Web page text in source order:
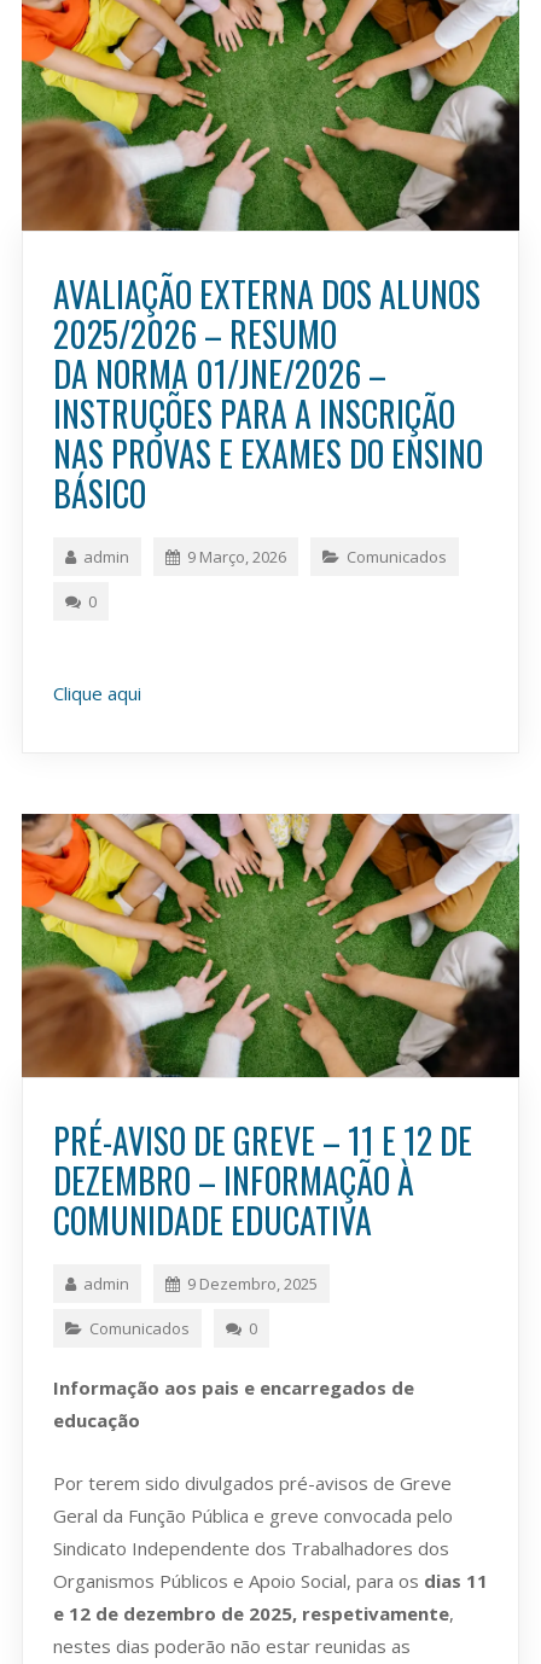
AVALIAÇÃO EXTERNA DOS ALUNOS
2025/2026 – RESUMO
DA NORMA 01/JNE/2026 –
INSTRUÇÕES PARA A INSCRIÇÃO
NAS PROVAS E EXAMES DO ENSINO
BÁSICO
admin 9 Março, 2026 Comunicados
0
Clique aqui
PRÉ-AVISO DE GREVE – 11 E 12 DE
DEZEMBRO – INFORMAÇÃO À
COMUNIDADE EDUCATIVA
admin 9 Dezembro, 2025
Comunicados 0
Informação aos pais e encarregados de
educação
Por terem sido divulgados pré-avisos de Greve
Geral da Função Pública e greve convocada pelo
Sindicato Independente dos Trabalhadores dos
Organismos Públicos e Apoio Social, para os dias 11
e 12 de dezembro de 2025, respetivamente,
nestes dias poderão não estar reunidas as